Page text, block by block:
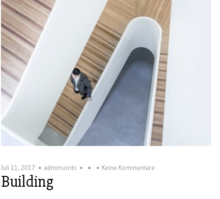
Juli 11, 2017 adminsorits Keine Kommentare
Building